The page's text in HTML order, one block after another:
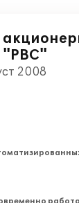
"РВС"
2008